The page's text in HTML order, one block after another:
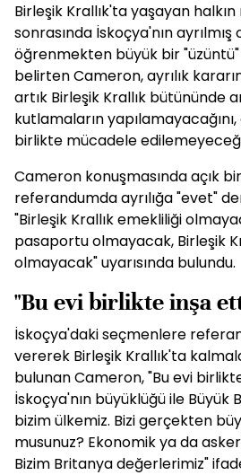
Birleşik Krallık'ta yaşayan
sonrasında İskoçya'nın ayrılmış
öğrenmekten büyük bir
belirten Cameron, ayrılık
artık Birleşik Krallık bütününde
kutlamaların
birlikte mücadele
Cameron konuşmasında açık
referandumda ayrılığa "evet"
"Birleşik Krallık emekliliği
pasaportu olmayacak, Birleşik
olmayacak" uyarısında bulundu.
"Bu evi birlikte inşa
İskoçya'daki seçmenlere
vererek Birleşik Krallık'ta
bulunan Cameron, "Bu evi
İskoçya'nın büyüklüğü ile Büyük
bizim ülkemiz. Bizi gerçekten
musunuz? Ekonomik ya da
Bizim Britanya değerlerimiz"